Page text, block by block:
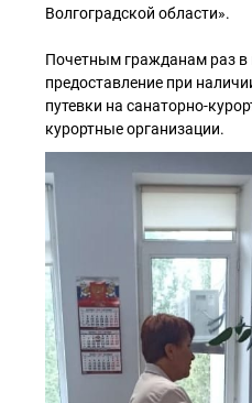
Волгоградской области».
Почетным гражданам раз в
предоставление при
путевки на санаторно-
курортные организации.